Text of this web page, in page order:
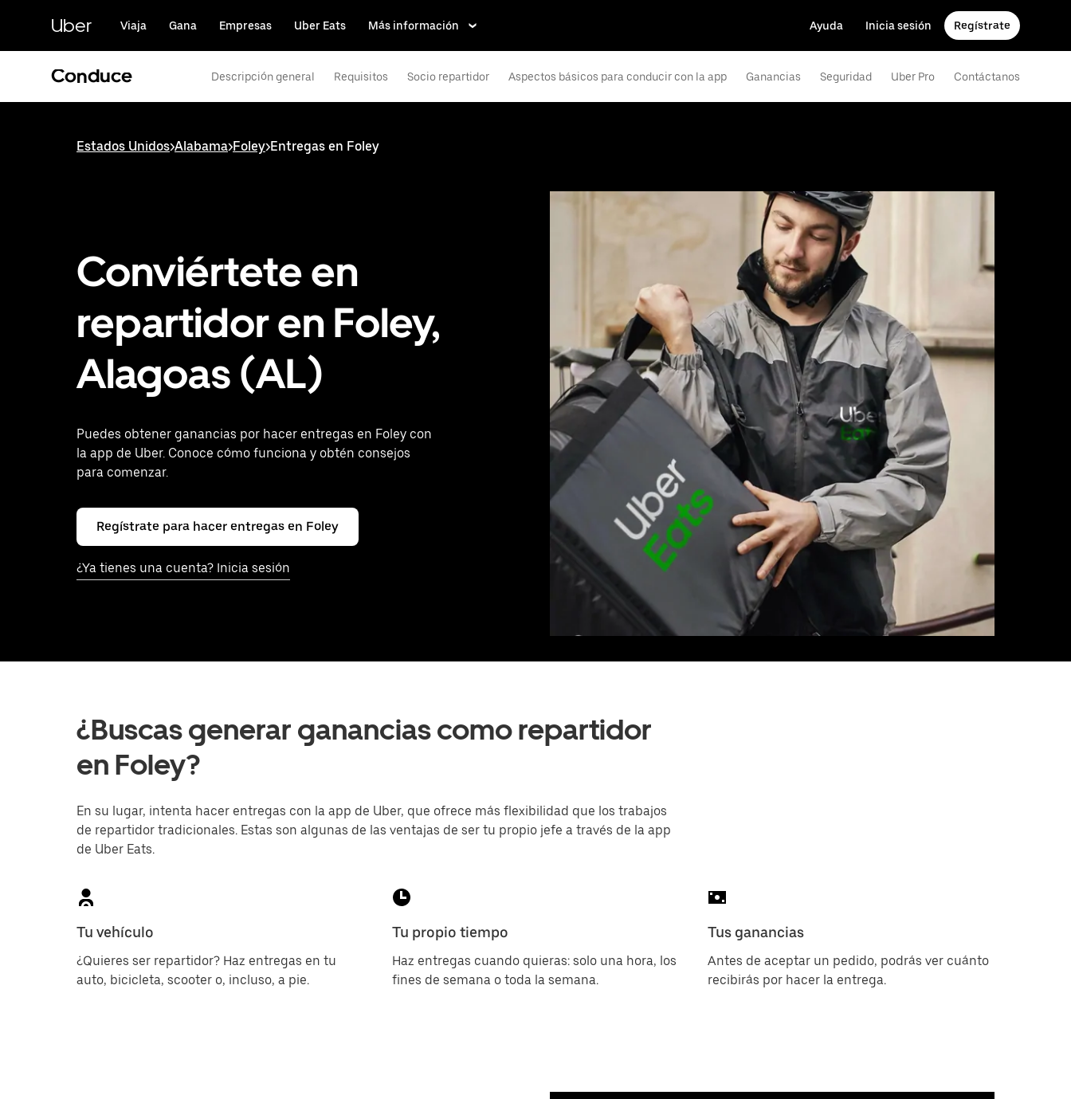
contenido
principal
Uber Viaja Gana Empresas Uber Eats Más información Ayuda Inicia sesión Regístrate
Conduce Descripción general Requisitos Socio repartidor Aspectos básicos para conducir con la app Ganancias Seguridad Uber Pro Contáctanos
Estados Unidos>Alabama>Foley>Entregas en Foley
Conviértete en
repartidor en Foley,
Alagoas (AL)
Puedes obtener ganancias por hacer entregas en Foley con
la app de Uber. Conoce cómo funciona y obtén consejos
para comenzar.
Regístrate para hacer entregas en Foley
¿Ya tienes una cuenta? Inicia sesión
¿Buscas generar ganancias como repartidor
en Foley?
En su lugar, intenta hacer entregas con la app de Uber, que ofrece más flexibilidad que los trabajos
de repartidor tradicionales. Estas son algunas de las ventajas de ser tu propio jefe a través de la app
de Uber Eats.
Tu vehículo
¿Quieres ser repartidor? Haz entregas en tu
auto, bicicleta, scooter o, incluso, a pie.
Tu propio tiempo
Haz entregas cuando quieras: solo una hora, los
fines de semana o toda la semana.
Tus ganancias
Antes de aceptar un pedido, podrás ver cuánto
recibirás por hacer la entrega.